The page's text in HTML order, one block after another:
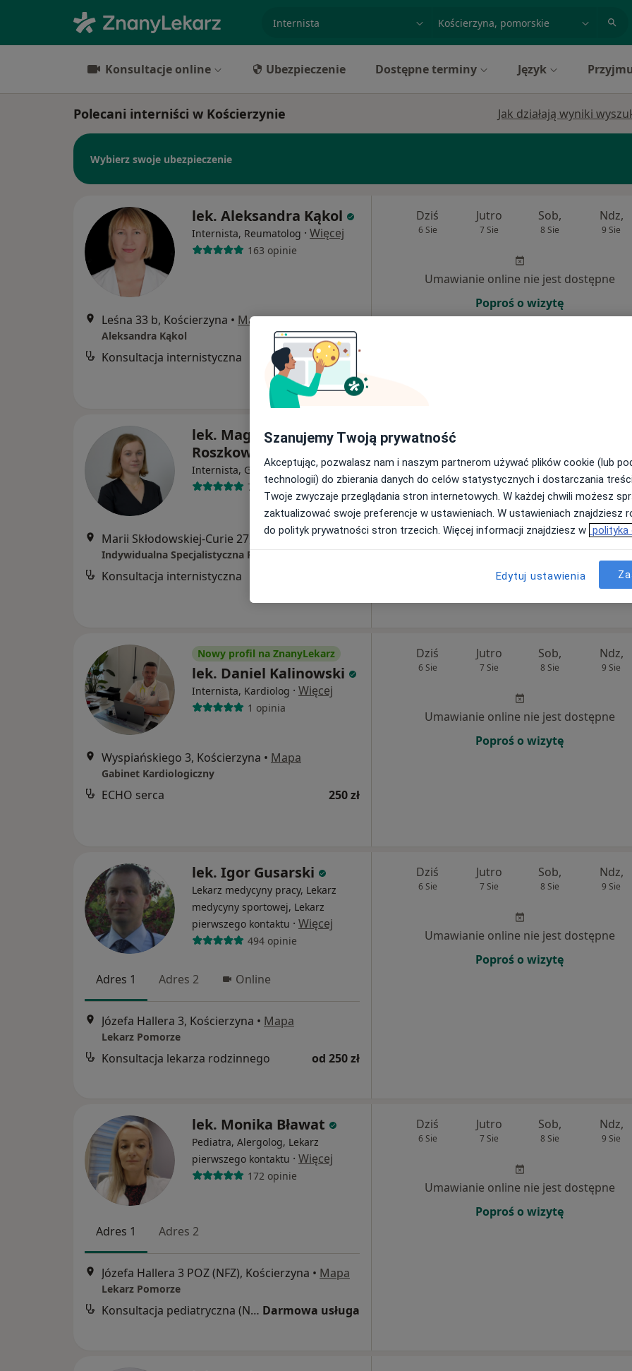
specjalizacja, badanie lub nazwiskomiasto lub dzielnica
Konsultacje online Ubezpieczenie Dostępne terminy Język
Polecani interniści w Kościerzynie Jak działają wyniki
Wybierz swoje ubezpieczenie
lek. Aleksandra Kąkol
Internista, Reumatolog · Więcej
163 opinie
Leśna 33 b, Kościerzyna • Mapa
Aleksandra Kąkol
Konsultacja internistyczna 300 zł
Dziś
6 Sie
Jutro
7 Sie
Sob,
8 Sie
Ndz,
9 Sie
Umawianie online nie jest dostępne
Poproś o wizytę
lek. Magdalena
Roszkowska-Syldatk
Internista, Gastrolog·Więcej
77 opinii
Marii Skłodowskiej-Curie 27, Kościerzyna• Mapa
Konsultacja internistyczna
Dziś
Umawianie online nie jest dostępne
Poproś o wizytę
Nowy profil na ZnanyLekarz
lek. Daniel Kalinowski
Internista, Kardiolog · Więcej
1 opinia
Wyspiańskiego 3, Kościerzyna • Mapa
Gabinet Kardiologiczny
ECHO serca 250 zł
Dziś
6 Sie
Jutro
7 Sie
Sob,
8 Sie
Ndz,
9 Sie
Umawianie online nie jest dostępne
Poproś o wizytę
lek. Igor Gusarski
Lekarz medycyny pracy, Lekarz
medycyny sportowej, Lekarz
pierwszego kontaktu · Więcej
494 opinie
Adres 1 Adres 2 Online
Józefa Hallera 3, Kościerzyna • Mapa
Lekarz Pomorze
Konsultacja lekarza rodzinnego od 250 zł
Dziś
6 Sie
Jutro
7 Sie
Sob,
8 Sie
Ndz,
9 Sie
Umawianie online nie jest dostępne
Poproś o wizytę
lek. Monika Bławat
Pediatra, Alergolog, Lekarz
pierwszego kontaktu · Więcej
172 opinie
Adres 1 Adres 2
Józefa Hallera 3 POZ (NFZ), Kościerzyna • Mapa
Lekarz Pomorze
Konsultacja pediatryczna (NFZ) Darmowa usługa
Dziś
6 Sie
Jutro
7 Sie
Sob,
8 Sie
Ndz,
9 Sie
Umawianie online nie jest dostępne
Poproś o wizytę
Szanujemy Twoją prywatność
Akceptując, pozwalasz nam i naszym partnerom używać plików cookie (lub
technologii) do zbierania danych do celów statystycznych i dostarczania
Twoje zwyczaje przeglądania stron internetowych. W każdej chwili możesz
zaktualizować swoje preferencje w ustawieniach. W ustawieniach znajdziesz
do polityk prywatności stron trzecich. Więcej informacji znajdziesz w polityka
Edytuj ustawienia